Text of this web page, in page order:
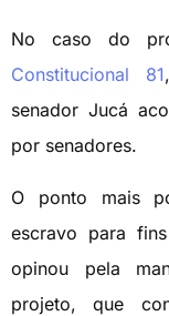
No caso do
Constitucional 81
senador Jucá
por senadores.
O ponto mais
escravo para
opinou pela
projeto, que